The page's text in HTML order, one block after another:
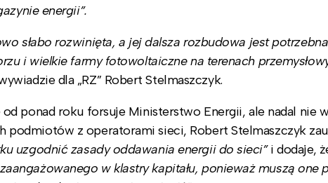
energii”.
słabo rozwinięta, a jej dalsza rozbudowa jest
i wielkie farmy fotowoltaiczne na terenach
dla „RZ” Robert Stelmaszczyk.
ponad roku forsuje Ministerstwo Energii, ale nadal nie
podmiotów z operatorami sieci, Robert Stelmaszczyk
uzgodnić zasady oddawania energii do sieci”i dodaje,
w klastry kapitału, ponieważ muszą one